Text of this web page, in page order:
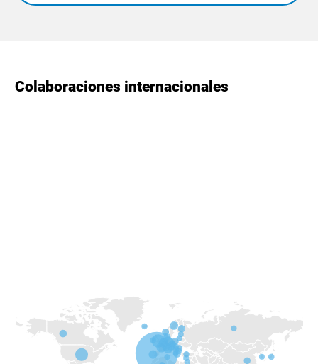
Colaboraciones internacionales